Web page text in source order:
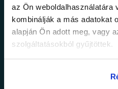
az Ön weboldalhasználatára
kombinálják a más adatokat
alapján Ön adott meg, vagy
szolgáltatásokból gyűjtöttek.
Ne